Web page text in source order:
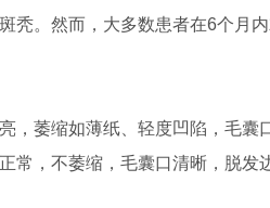
。然而，大多数患者在6个月内
萎缩如薄纸、轻度凹陷，毛囊
常，不萎缩，毛囊口清晰，脱发